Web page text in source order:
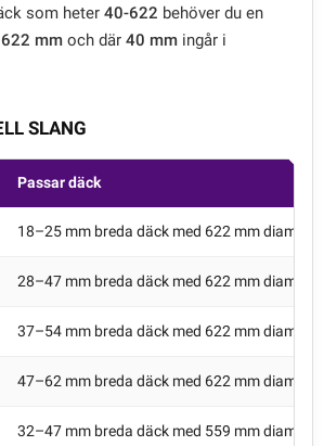
som heter 40-622 behöver du en
622 mm och där 40 mm ingår i
SLANG
Passar däck
18–25 mm breda däck med 622 mm diameter
28–47 mm breda däck med 622 mm diameter
37–54 mm breda däck med 622 mm diameter
47–62 mm breda däck med 622 mm diameter
32–47 mm breda däck med 559 mm diameter